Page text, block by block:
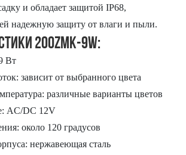
и обладает защитой IP68,
надежную защиту от влаги и пыли.
200ZMK-9W:
Вт
зависит от выбранного цвета
различные варианты цветов
AC/DC 12V
около 120 градусов
нержавеющая сталь